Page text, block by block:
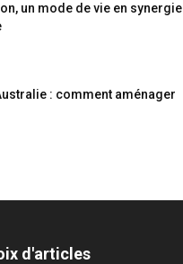
un mode de vie en synergie
: comment aménager
d'articles